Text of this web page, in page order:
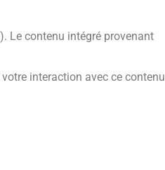
Le contenu intégré provenant
interaction avec ce contenu